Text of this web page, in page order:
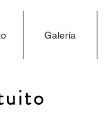
Galería